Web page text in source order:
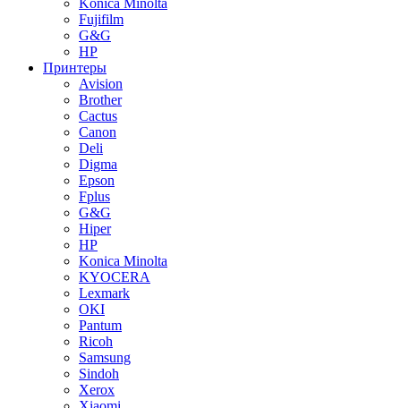
Konica Minolta
Fujifilm
G&G
HP
Принтеры
Avision
Brother
Cactus
Canon
Deli
Digma
Epson
Fplus
G&G
Hiper
HP
Konica Minolta
KYOCERA
Lexmark
OKI
Pantum
Ricoh
Samsung
Sindoh
Xerox